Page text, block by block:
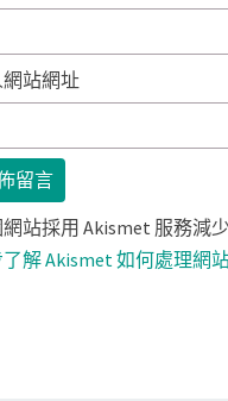
站網址
站採用 Akismet 服務減
解 Akismet 如何處理網